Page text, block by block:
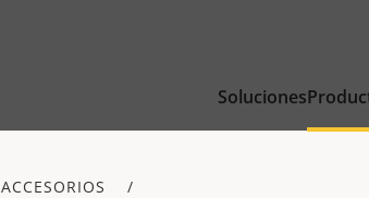
Soluciones
ACCESORIOS